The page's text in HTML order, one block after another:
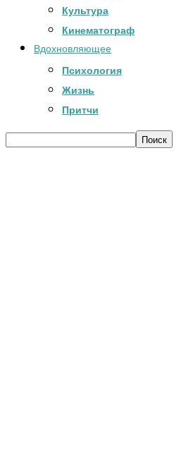
Культура
Кинематограф
Вдохновляющее
Психология
Жизнь
Притчи